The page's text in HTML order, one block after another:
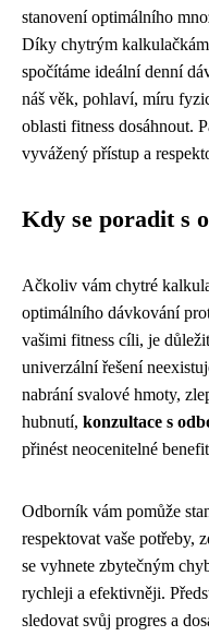
stanovení optimálního
Díky chytrým
spočítáme ideální denní
náš věk, pohlaví, míru
oblasti fitness dosáhnout.
vyvážený přístup a
Kdy se poradit s
Ačkoliv vám chytré
optimálního dávkování
vašimi fitness cíli, je
univerzální řešení
nabrání svalové hmoty,
hubnutí, konzultace s
přinést neocenitelné
Odborník vám pomůže
respektovat vaše potřeby,
se vyhnete zbytečným
rychleji a efektivněji.
sledovat svůj progres a